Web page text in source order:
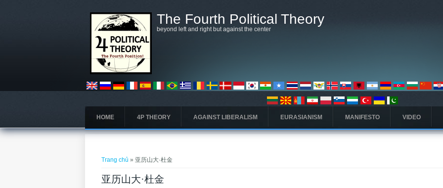
The Fourth Political Theory
beyond left and right but against the center
HOME 4P THEORY AGAINST LIBERALISM EURASIANISM MANIFESTO VIDEO
Trang chủ » 亚历山大·杜金
亚历山大·杜金